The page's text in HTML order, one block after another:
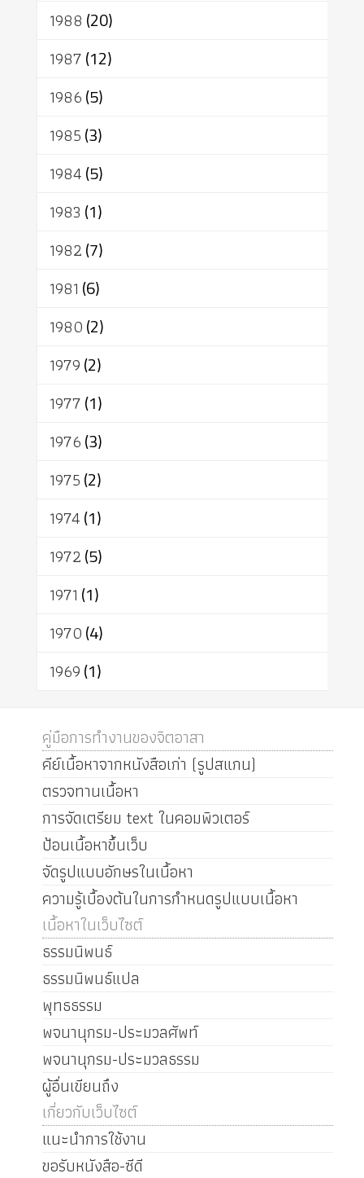
1988 (20)
1987(12)
1986(5)
1985(3)
1984(5)
1983 (1)
1982(7)
1981 (6)
1980(2)
1979(2)
1977(1)
1976(3)
1975(2)
1974(1)
1972(5)
1971 (1)
1970(4)
1969(1)
คู่มือการทำงานของจิตอาสา
คีย์เนื้อหาจากหนังสือเก่า (รูปสแกน)
ตรวจทานเนื้อหา
การจัดเตรียม text ในคอมพิวเตอร์
ป้อนเนื้อหาขึ้นเว็บ
จัดรูปแบบอักษรในเนื้อหา
ความรู้เบื้องต้นในการกำหนดรูปแบบเนื้อหา
เนื้อหาในเว็บไซต์
ธรรมนิพนธ์
ธรรมนิพนธ์แปล
พุทธธรรม
พจนานุกรม-ประมวลศัพท์
พจนานุกรม-ประมวลธรรม
ผู้อื่นเขียนถึง
เกี่ยวกับเว็บไซต์
แนะนำการใช้งาน
ขอรับหนังสือ-ซีดี